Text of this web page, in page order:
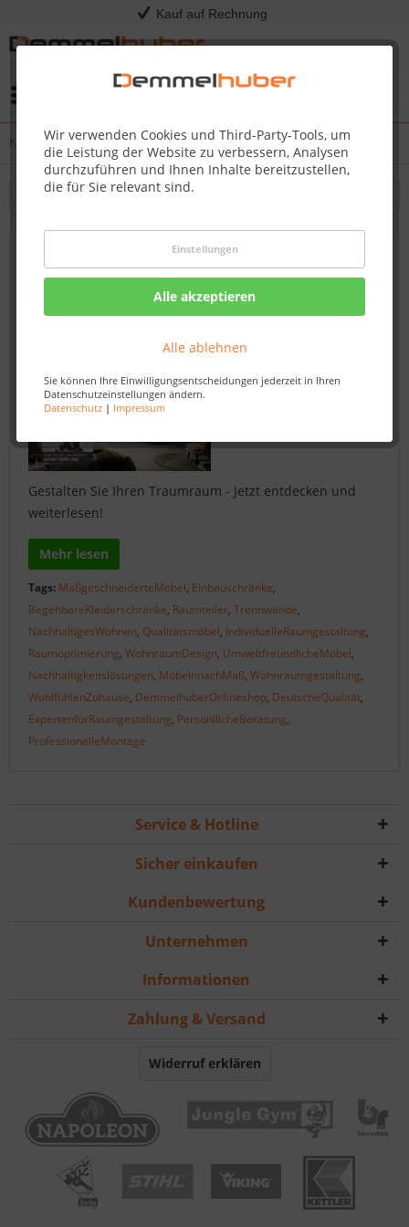
Kauf auf Rechnung
Wir verwenden Cookies und Third-Party-Tools, um
die Leistung der Website zu verbessern, Analysen
durchzuführen und Ihnen Inhalte bereitzustellen,
die für Sie relevant sind.
Einstellungen
Alle akzeptieren
Alle ablehnen
Sie können Ihre Einwilligungsentscheidungen jederzeit in Ihren
Datenschutzeinstellungen ändern.
Datenschutz| Impressum
News
Filtern
Raumteiler, Einbauschränke - Ihre Vision,
Unser Handwerk - Maßgeschneiderte
Raumgestaltung von Demmelhuber
Gestalten Sie Ihren Traumraum - Jetzt entdecken und
weiterlesen!
Mehr lesen
Tags: MaßgeschneiderteMöbel, Einbauschränke,
BegehbareKleiderschränke, Raumteiler, Trennwände,
NachhaltigesWohnen, Qualitätsmöbel, IndividuelleRaumgestaltung,
Raumoptimierung, WohnraumDesign, UmweltfreundlicheMöbel,
Nachhaltigkeitslösungen, MöbelnnachMaß, Wohnraumgestaltung,
WohlfühlenZuhause, DemmelhuberOnlineshop, DeutscheQualität,
ExpertenfürRaumgestaltung, PersönllicheBeratung,
ProfessionelleMontage
Service & Hotline
Sicher einkaufen
Kundenbewertung
Unternehmen
Informationen
Zahlung & Versand
Widerruf erklären